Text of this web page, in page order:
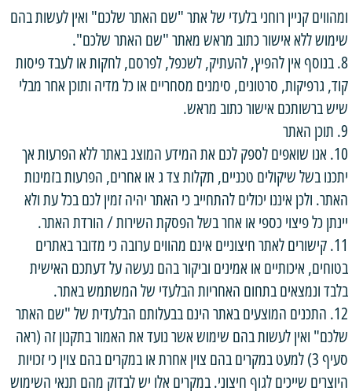
ומהווים קניין רוחני בלעדי של אתר "שם האתר שלכם" ואין לעשות בהם
שימוש ללא אישור כתוב מראש מאתר "שם האתר שלכם".
8. בנוסף אין להפיץ, להעתיק, לשכפל, לפרסם, לחקות או לעבד פיסות
קוד, גרפיקות, סרטונים, סימנים מסחריים או כל מדיה ותוכן אחר מבלי
שיש ברשותכם אישור כתוב מראש.
9. תוכן האתר
10. אנו שואפים לספק לכם את המידע המוצג באתר ללא הפרעות אך
יתכנו בשל שיקולים טכניים, תקלות צד ג או אחרים, הפרעות בזמינות
האתר. ולכן איננו יכולים להתחייב כי האתר יהיה זמין לכם בכל עת ולא
יינתן כל פיצוי כספי או אחר בשל הפסקת השירות / הורדת האתר.
11. קישורים לאתר חיצוניים אינם מהווים ערובה כי מדובר באתרים
בטוחים, איכותיים או אמינים וביקור בהם נעשה על דעתכם האישית
בלבד ונמצאים בתחום האחריות הבלעדי של המשתמש באתר.
12. התכנים המוצעים באתר הינם בבעלותם הבלעדית של "שם האתר
שלכם" ואין לעשות בהם שימוש אשר נועד את האמור בתקנון זה (ראה
סעיף 3) למעט במקרים בהם צוין אחרת או במקרים בהם צוין כי זכויות
היוצרים שייכים לגוף חיצוני. במקרים אלו יש לבדוק מהם תנאי השימוש